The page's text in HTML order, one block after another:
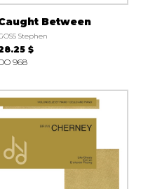
Between
Stephen
$
968